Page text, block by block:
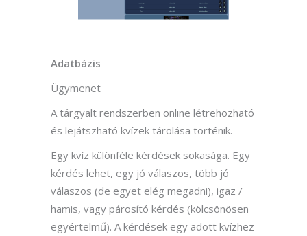
Adatbázis
Ügymenet
A tárgyalt rendszerben online létrehozható
és lejátszható kvízek tárolása történik.
Egy kvíz különféle kérdések sokasága. Egy
kérdés lehet, egy jó válaszos, több jó
válaszos (de egyet elég megadni), igaz /
hamis, vagy párosító kérdés (kölcsönösen
egyértelmű). A kérdések egy adott kvízhez